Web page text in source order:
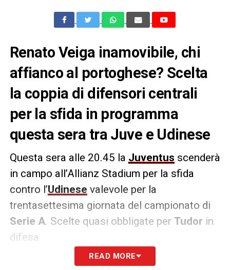
Renato Veiga inamovibile, chi
affianco al portoghese? Scelta
la coppia di difensori centrali
per la sfida in programma
questa sera tra Juve e Udinese
Questa sera alle 20.45 la Juventus scenderà
in campo all’Allianz Stadium per la sfida
contro l’Udinese valevole per la
trentasettesima giornata del campionato di
Serie A. Scelte quasi obbligate per Tudor in
difesa.
Renato Veigapartirà ancora una volta dal
READ MORE